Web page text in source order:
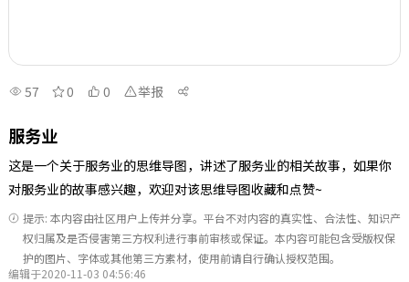
57 0 0 举报
服务业
这是一个关于服务业的思维导图，讲述了服务业的相关故事，如果你
对服务业的故事感兴趣，欢迎对该思维导图收藏和点赞~
提示: 本内容由社区用户上传并分享。平台不对内容的真实性、合法性、知识产
权归属及是否侵害第三方权利进行事前审核或保证。本内容可能包含受版权保
护的图片、字体或其他第三方素材，使用前请自行确认授权范围。
编辑于2020-11-03 04:56:46